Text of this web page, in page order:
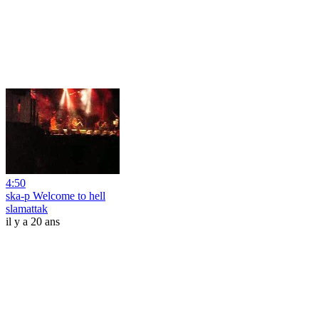
4:50
ska-p Welcome to hell
slamattak
il y a 20 ans